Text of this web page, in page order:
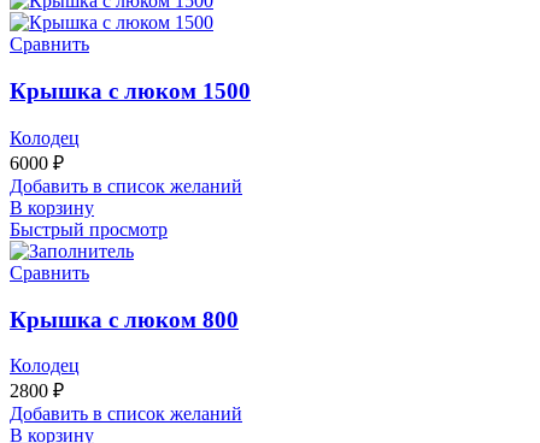
Сравнить
Крышка с люком 1500
Колодец
6000 ₽
Добавить в список желаний
В корзину
Быстрый просмотр
Сравнить
Крышка с люком 800
Колодец
2800 ₽
Добавить в список желаний
В корзину